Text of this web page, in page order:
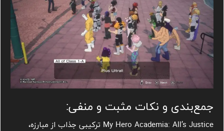
جمع‌بندی و نکات مثبت و منفی:
My Hero Academia: All’s Justice ترکیبی جذاب از مبارزه،